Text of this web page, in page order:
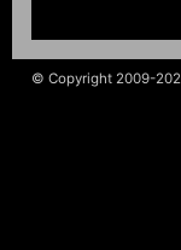
© Copyright 2009-